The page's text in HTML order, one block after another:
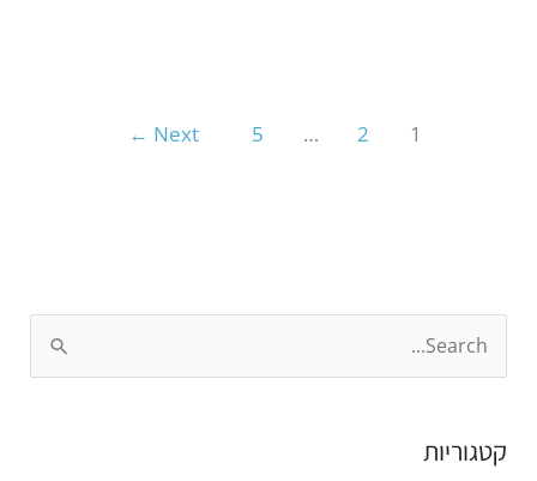
1
2
…
5
Next
←
r
קטגוריות